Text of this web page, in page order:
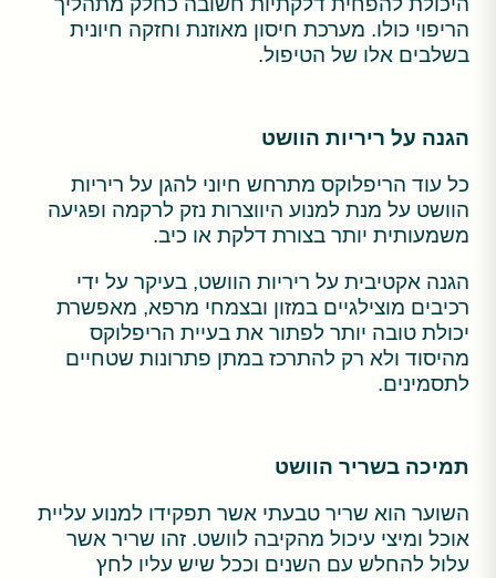
הריפוי כולו. מערכת חיסון מאוזנת וחזקה חיונית
בשלבים אלו של הטיפול.
הגנה על ריריות הוושט
כל עוד הריפלוקס מתרחש חיוני להגן על ריריות
הוושט על מנת למנוע היווצרות נזק לרקמה ופגיעה
משמעותית יותר בצורת דלקת או כיב.
הגנה אקטיבית על ריריות הוושט, בעיקר על ידי
רכיבים מוצילגיים במזון ובצמחי מרפא, מאפשרת
יכולת טובה יותר לפתור את בעיית הריפלוקס
מהיסוד ולא רק להתרכז במתן פתרונות שטחיים
לתסמינים.
תמיכה בשריר הוושט
השוער הוא שריר טבעתי אשר תפקידו למנוע עליית
אוכל ומיצי עיכול מהקיבה לוושט. זהו שריר אשר
עלול להחלש עם השנים וככל שיש עליו לחץ